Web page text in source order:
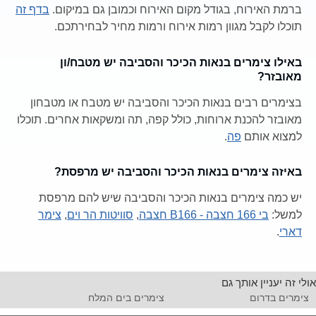
ברמת האירוח, בגודל מקום האירוח וכמובן גם במיקום. בדף זה
תוכלו לקבל מגוון רמות אירוח ורמות מחיר לבחירתכם.
באילו צימרים בנאות הכיכר והסביבה יש מטבח/ון
מאובזר?
בצימרים רבים בנאות הכיכר והסביבה יש מטבח או מטבחון
מאובזר להכנת ארוחות, כולל קפה, תה ומשקאות אחרים. תוכלו
למצוא אותם פה.
באיזה צימרים בנאות הכיכר והסביבה יש מרפסת?
יש כמה צימרים בנאות הכיכר והסביבה שיש להם מרפסת
למשל: בי 166 חצבה - B166 חצבה , סוויטות הר וים, צימר
דארי.
אולי זה יעניין אותך גם
צימרים בדרום צימרים בים המלח